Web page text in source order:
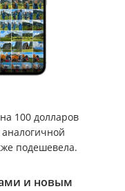
100 долларов
подешевела.
и новым